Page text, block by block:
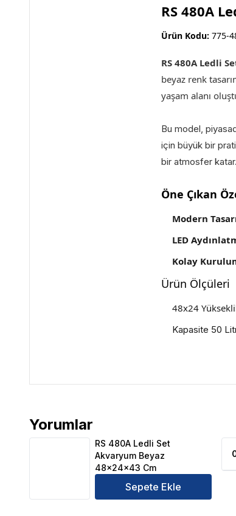
RS 480A
Ürün Kodu: 775-
RS 480A Ledli
beyaz renk
yaşam alanı
Bu model,
için büyük bir
bir atmosfer katar.
Öne Çıkan
Modern
LED
Kolay
Ürün Ölçüleri
48x24
Kapasite 50
Yorumlar
RS 480A Ledli Set Akvaryum Beyaz
RS 480A Ledli Set
Akvaryum Beyaz
48x24x43 Cm
Sepete Ekle